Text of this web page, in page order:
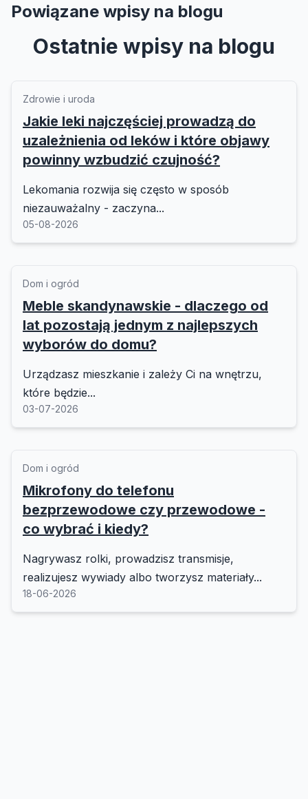
Powiązane wpisy na blogu
Ostatnie wpisy na blogu
Zdrowie i uroda
Jakie leki najczęściej prowadzą do
uzależnienia od leków i które objawy
powinny wzbudzić czujność?
Lekomania rozwija się często w sposób
niezauważalny - zaczyna...
05-08-2026
Dom i ogród
Meble skandynawskie - dlaczego od
lat pozostają jednym z najlepszych
wyborów do domu?
Urządzasz mieszkanie i zależy Ci na wnętrzu,
które będzie...
03-07-2026
Dom i ogród
Mikrofony do telefonu
bezprzewodowe czy przewodowe -
co wybrać i kiedy?
Nagrywasz rolki, prowadzisz transmisje,
realizujesz wywiady albo tworzysz materiały...
18-06-2026